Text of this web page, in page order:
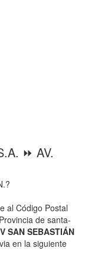
⏩ AV.
al Código Postal
de santa-
SAN SEBASTIÁN
en la siguiente